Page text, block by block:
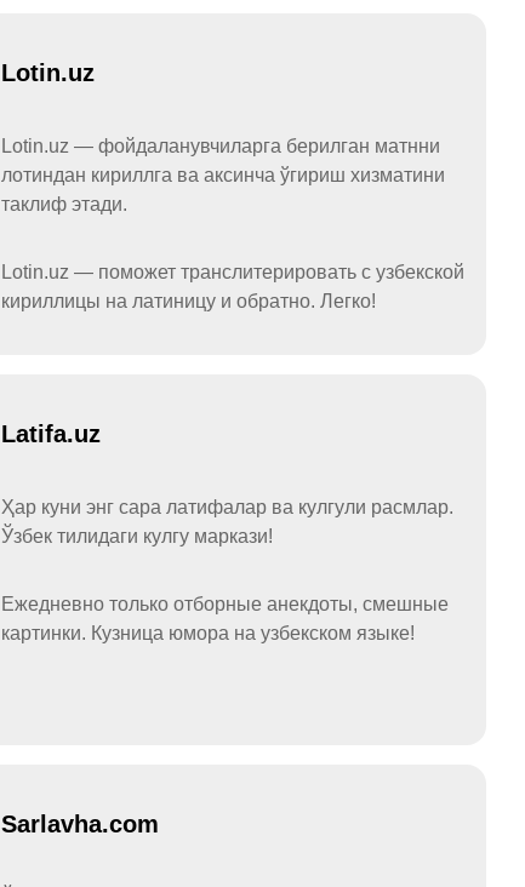
Lotin.uz
Lotin.uz — фойдаланувчиларга берилган матнни
лотиндан кириллга ва аксинча ўгириш хизматини
таклиф этади.
Lotin.uz — поможет транслитерировать с узбекской
кириллицы на латиницу и обратно. Легко!
Latifa.uz
Ҳар куни энг сара латифалар ва кулгули расмлар.
Ўзбек тилидаги кулгу маркази!
Ежедневно только отборные анекдоты, смешные
картинки. Кузница юмора на узбекском языке!
Sarlavha.com